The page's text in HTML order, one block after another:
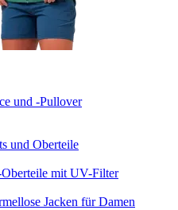
und -Pullover
und Oberteile
mit UV-Filter
Jacken für Damen